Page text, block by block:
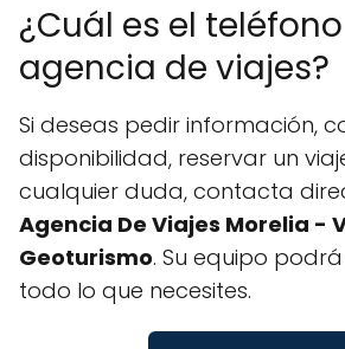
¿Cuál es el
agencia de viajes?
Si deseas pedir información,
disponibilidad, reservar un
cualquier duda, contacta
Agencia De Viajes Morelia -
Geoturismo. Su equipo
todo lo que necesites.